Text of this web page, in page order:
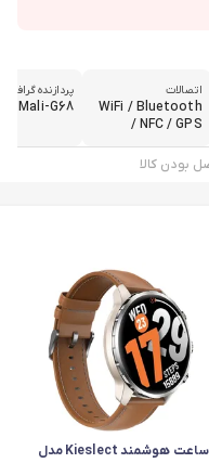
اتصالات
WiFi / Bluetooth
/ NFC / GPS
پردازنده گرافیکی
Mali-G68
بودن کالا
ساعت هوشمند Kieslect مدل